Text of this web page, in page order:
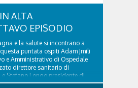
ALTA
EPISODIO
e la salute si incontrano a
puntata ospiti Adam Jmili
e Amministrativo di Ospedale
direttore sanitario di
Stefano Longo presidente di
GVM Care & Research –...